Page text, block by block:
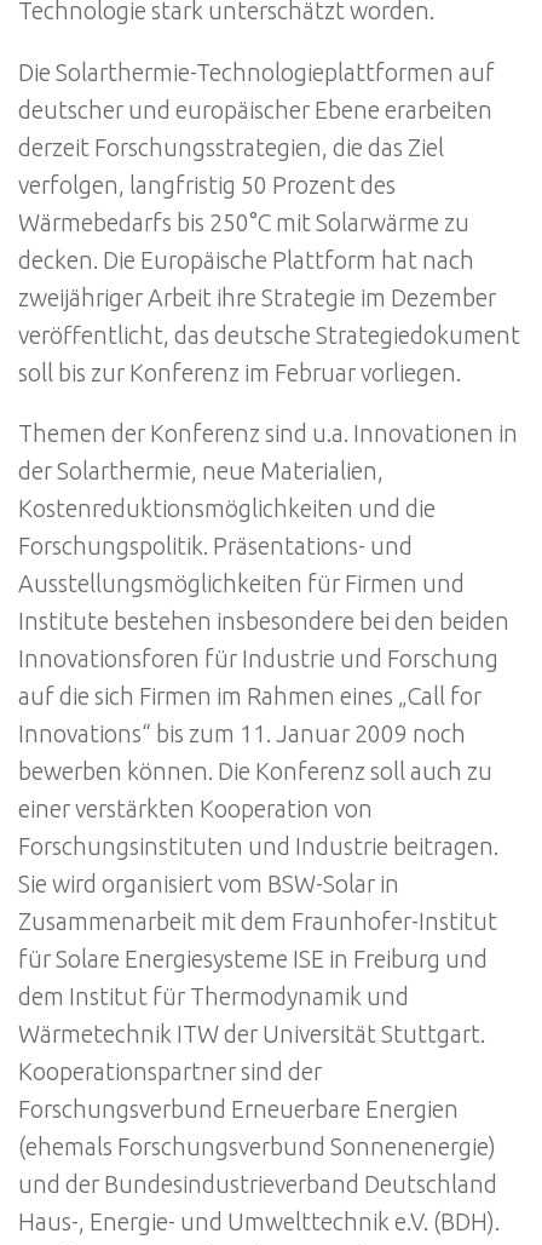
Technologie stark unterschätzt worden.
Die Solarthermie-Technologieplattformen auf
deutscher und europäischer Ebene erarbeiten
derzeit Forschungsstrategien, die das Ziel
verfolgen, langfristig 50 Prozent des
Wärmebedarfs bis 250°C mit Solarwärme zu
decken. Die Europäische Plattform hat nach
zweijähriger Arbeit ihre Strategie im Dezember
veröffentlicht, das deutsche Strategiedokument
soll bis zur Konferenz im Februar vorliegen.
Themen der Konferenz sind u.a. Innovationen in
der Solarthermie, neue Materialien,
Kostenreduktionsmöglichkeiten und die
Forschungspolitik. Präsentations- und
Ausstellungsmöglichkeiten für Firmen und
Institute bestehen insbesondere bei den beiden
Innovationsforen für Industrie und Forschung
auf die sich Firmen im Rahmen eines „Call for
Innovations“ bis zum 11. Januar 2009 noch
bewerben können. Die Konferenz soll auch zu
einer verstärkten Kooperation von
Forschungsinstituten und Industrie beitragen.
Sie wird organisiert vom BSW-Solar in
Zusammenarbeit mit dem Fraunhofer-Institut
für Solare Energiesysteme ISE in Freiburg und
dem Institut für Thermodynamik und
Wärmetechnik ITW der Universität Stuttgart.
Kooperationspartner sind der
Forschungsverbund Erneuerbare Energien
(ehemals Forschungsverbund Sonnenenergie)
und der Bundesindustrieverband Deutschland
Haus-, Energie- und Umwelttechnik e.V. (BDH).